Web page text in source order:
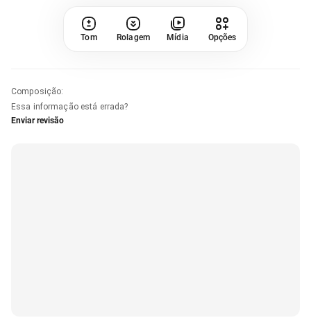
Tom Rolagem Mídia Opções
Composição:
Essa informação está errada?
Enviar revisão